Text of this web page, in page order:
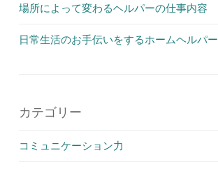
場所によって変わるヘルパーの仕事内容
日常生活のお手伝いをするホームヘルパー
カテゴリー
コミュニケーション力